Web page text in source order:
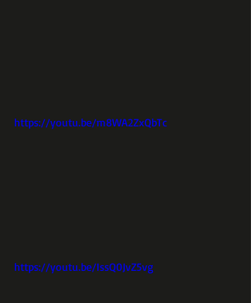
https://youtu.be/m8WA2ZxQbTc
https://youtu.be/IssQ0JvZ5vg